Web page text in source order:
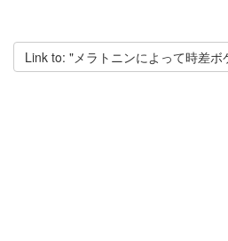
Link to: "メラトニンによって時差